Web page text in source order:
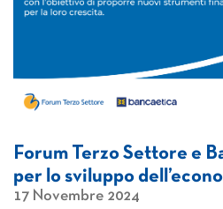
Forum Terzo Settore e
per lo sviluppo
17 Novembre 2024